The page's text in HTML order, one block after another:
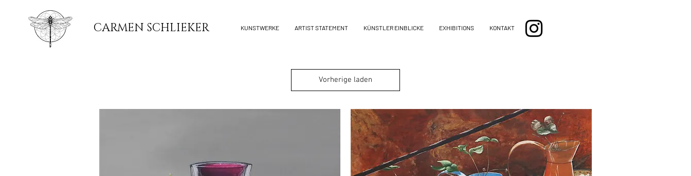
CARMEN SCHLIEKER KUNSTWERKE ARTIST STATEMENT KÜNSTLER EINBLICKE EXHIBITIONS KONTAKT
Vorherige laden